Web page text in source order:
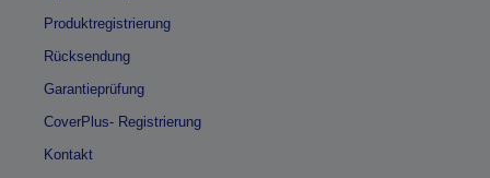
Produktregistrierung
Rücksendung
Garantieprüfung
CoverPlus- Registrierung
Kontakt